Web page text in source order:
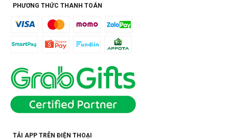
PHƯƠNG THỨC THANH TOÁN
TẢI APP TRÊN ĐIỆN THOẠI